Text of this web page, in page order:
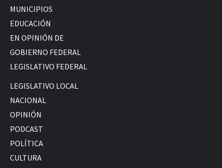
MUNICIPIOS
EDUCACIÓN
EN OPINIÓN DE
GOBIERNO FEDERAL
LEGISLATIVO FEDERAL
LEGISLATIVO LOCAL
NACIONAL
OPINIÓN
PODCAST
POLÍTICA
CULTURA